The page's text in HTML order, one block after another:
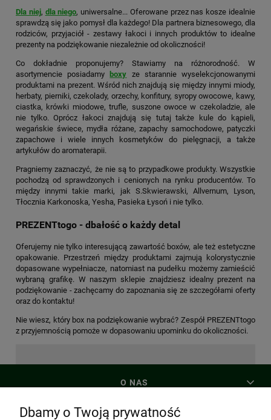
Dla niej, dla niego, uniwersalne... Oferowane przez nas kosze idealnie
sprawdzą się jako pomysł dla każdego! Dla partnera biznesowego, dla
rodziców, przyjaciół - zestawy łakoci i innych produktów to idealne
prezenty na podziękowanie niezależnie od okoliczności!
Co dokładnie proponujemy? Stawiamy na różnorodność. W
asortymencie posiadamy
boxy ze starannie wyselekcjonowanymi
produktami na prezent. Wśród nich znajdują się między innymi miody,
herbaty, pierniki, czekolady, orzechy, konfitury, syropy owocowe, kawy,
ciastka, krówki miodowe, trufle, suszone owoce w czekoladzie, ale
nie tylko. Oprócz łakoci znajdują się tutaj także kule do kąpieli,
wegańskie świece, mydła różane, zapachy samochodowe, patyczki
zapachowe i wiele innych kosmetyków do pielęgnacji, a także
artykułów do aromaterapii.
Pragniemy zaznaczyć, że nie są to przypadkowe produkty. Wszystkie
pochodzą od sprawdzonych i cenionych na rynku producentów. To
między innymi takie marki, jak S.Skwierawski, Allvernum, Lyson,
Tłocznia Karkonoska, Yesha, Pasieka Łysoń i nie tylko.
PREZENTtogo - dbałość o każdy detal
Oferujemy nie tylko interesującą zawartość boxów, ale też estetyczne
opakowanie. Przestrzeń między produktami zajmują kolorystycznie
dopasowane wypełniacze, natomiast na pudełku możemy zamieścić
wybraną grafikę. W naszym sklepie znajdziesz idealny prezent na
podziękowanie - zachęcamy do zapoznania się ze szczegółami oferty
oraz do kontaktu!
Nie wiesz, który box na podziękowanie wybrać? Zespół PREZENTtogo
z przyjemnością pomoże w dopasowaniu upominku do okoliczności.
O NAS
Dbamy o Twoją prywatność